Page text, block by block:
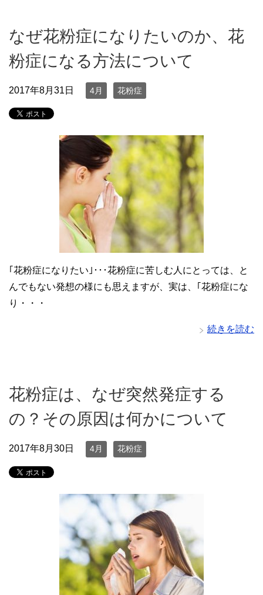
なぜ花粉症になりたいのか、花
粉症になる方法について
2017年8月31日 4月 花粉症
｢花粉症になりたい｣･･･花粉症に苦しむ人にとっては、と
んでもない発想の様にも思えますが、実は、｢花粉症にな
り・・・
続きを読む
花粉症は、なぜ突然発症する
の？その原因は何かについて
2017年8月30日 4月 花粉症